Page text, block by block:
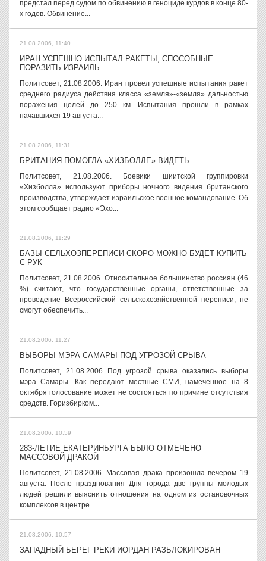
предстал перед судом по обвинению в геноциде курдов в конце 80-
х годов. Обвинение...
21.08.2006, 11:40
ИРАН УСПЕШНО ИСПЫТАЛ РАКЕТЫ, СПОСОБНЫЕ
ПОРАЗИТЬ ИЗРАИЛЬ
Политсовет, 21.08.2006. Иран провел успешные испытания ракет
среднего радиуса действия класса «земля»-«земля» дальностью
поражения целей до 250 км. Испытания прошли в рамках
начавшихся 19 августа...
21.08.2006, 11:31
БРИТАНИЯ ПОМОГЛА «ХИЗБОЛЛЕ» ВИДЕТЬ
Политсовет, 21.08.2006. Боевики шиитской группировки
«Хизболла» используют приборы ночного видения британского
производства, утверждает израильское военное командование. Об
этом сообщает радио «Эхо...
21.08.2006, 11:29
БАЗЫ СЕЛЬХОЗПЕРЕПИСИ СКОРО МОЖНО БУДЕТ КУПИТЬ
С РУК
Политсовет, 21.08.2006. Относительное большинство россиян (46
%) считают, что государственные органы, ответственные за
проведение Всероссийской сельскохозяйственной переписи, не
смогут обеспечить...
21.08.2006, 11:27
ВЫБОРЫ МЭРА САМАРЫ ПОД УГРОЗОЙ СРЫВА
Политсовет, 21.08.2006 Под угрозой срыва оказались выборы
мэра Самары. Как передают местные СМИ, намеченное на 8
октября голосование может не состояться по причине отсутствия
средств. Горизбирком...
21.08.2006, 10:59
283-ЛЕТИЕ ЕКАТЕРИНБУРГА БЫЛО ОТМЕЧЕНО
МАССОВОЙ ДРАКОЙ
Политсовет, 21.08.2006. Массовая драка произошла вечером 19
августа. После празднования Дня города две группы молодых
людей решили выяснить отношения на одном из остановочных
комплексов в центре...
21.08.2006, 10:57
ЗАПАДНЫЙ БЕРЕГ РЕКИ ИОРДАН РАЗБЛОКИРОВАН